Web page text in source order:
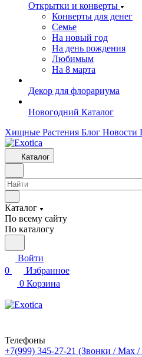
Открытки и конверты
Конверты для денег
Семье
На новый год
На день рождения
Любимым
На 8 марта
Декор для флорариума
Новогодний Каталог
Хищные Растения Блог Новости
Каталог
Каталог
По всему сайту
По каталогу
Войти
0
Избранное
0 Корзина
Телефоны
+7(999) 345-27-21 (Звонки / Max /